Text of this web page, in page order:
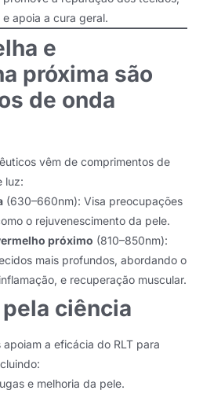
apoia a cura geral.
e
próxima são
de onda
vêm de comprimentos de
luz:
(630–660nm): Visa preocupações
o rejuvenescimento da pele.
próximo (810–850nm):
mais profundos, abordando o
e recuperação muscular.
ciência
a eficácia do RLT para
e melhoria da pele.